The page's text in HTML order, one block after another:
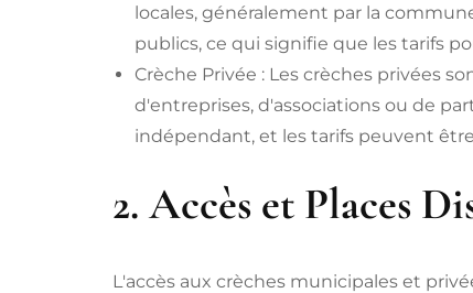
locales, généralement par la
publics, ce qui signifie que les tarifs
Crèche Privée : Les crèches privées
d'entreprises, d'associations ou de
indépendant, et les tarifs peuvent
2. Accès et Places
L'accès aux crèches municipales et